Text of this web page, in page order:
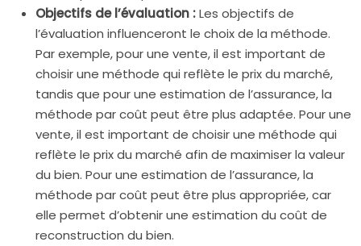
Objectifs de l’évaluation :Les objectifs de
l’évaluation influenceront le choix de la méthode.
Par exemple, pour une vente, il est important de
choisir une méthode qui reflète le prix du marché,
tandis que pour une estimation de l’assurance, la
méthode par coût peut être plus adaptée. Pour une
vente, il est important de choisir une méthode qui
reflète le prix du marché afin de maximiser la valeur
du bien. Pour une estimation de l’assurance, la
méthode par coût peut être plus appropriée, car
elle permet d’obtenir une estimation du coût de
reconstruction du bien.